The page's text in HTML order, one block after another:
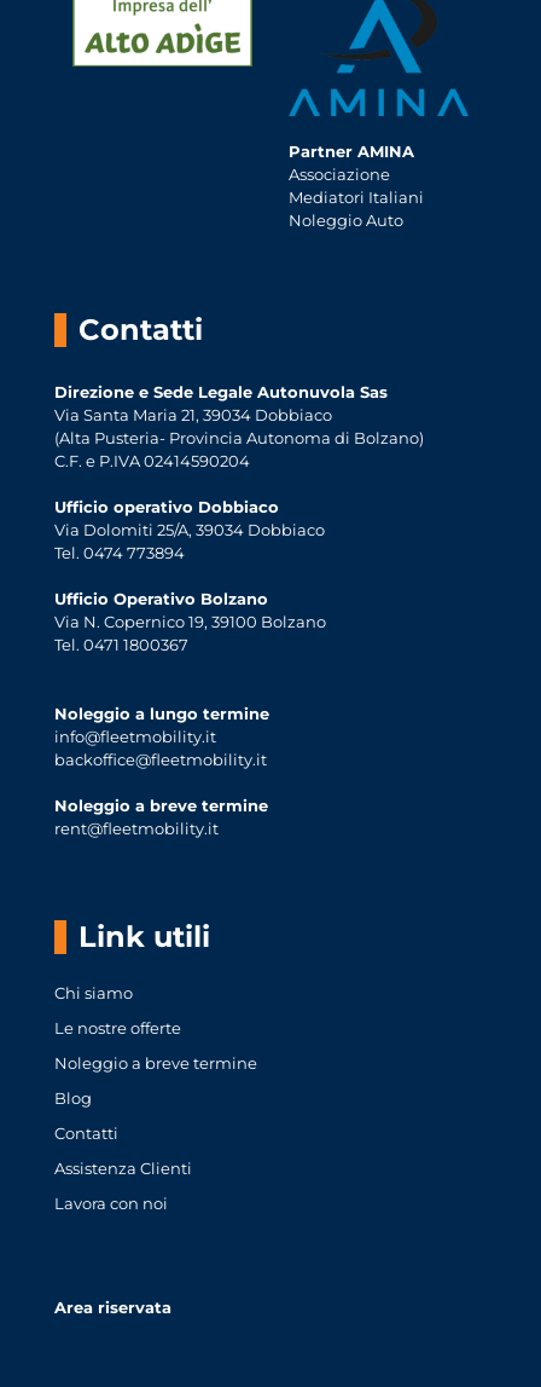
Partner AMINA
Associazione
Mediatori Italiani
Noleggio Auto
Contatti
Direzione e Sede Legale Autonuvola Sas
Via Santa Maria 21, 39034 Dobbiaco
(Alta Pusteria- Provincia Autonoma di Bolzano)
C.F. e P.IVA 02414590204
Ufficio operativo Dobbiaco
Via Dolomiti 25/A, 39034 Dobbiaco
Tel. 0474 773894
Ufficio Operativo Bolzano
Via N. Copernico 19, 39100 Bolzano
Tel. 0471 1800367
Noleggio a lungo termine
info@fleetmobility.it
backoffice@fleetmobility.it
Noleggio a breve termine
rent@fleetmobility.it
Link utili
Chi siamo
Le nostre offerte
Noleggio a breve termine
Blog
Contatti
Assistenza Clienti
Lavora con noi
Area riservata